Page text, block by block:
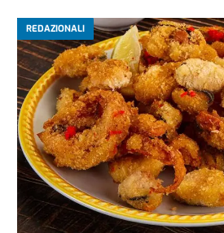
REDAZIONALI